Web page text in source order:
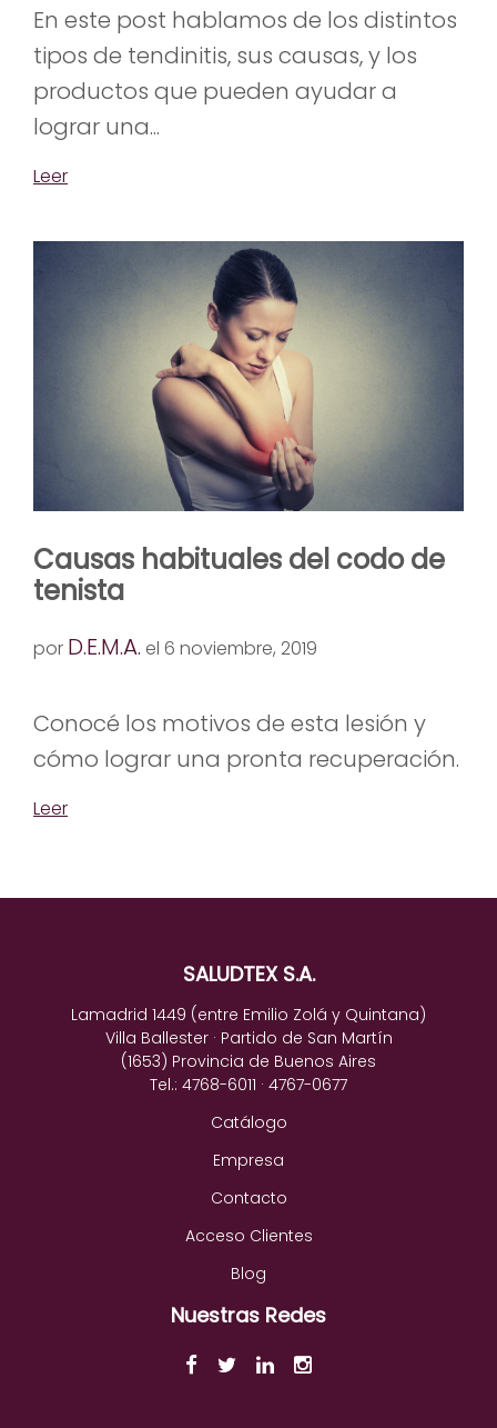
En este post hablamos de los distintos
tipos de tendinitis, sus causas, y los
productos que pueden ayudar a
lograr una...
Leer
Causas habituales del codo de
tenista
por D.E.M.A. el 6 noviembre, 2019
Conocé los motivos de esta lesión y
cómo lograr una pronta recuperación.
Leer
SALUDTEX S.A.
Lamadrid 1449 (entre Emilio Zolá y Quintana)
Villa Ballester · Partido de San Martín
(1653) Provincia de Buenos Aires
Tel.: 4768-6011 · 4767-0677
Catálogo
Empresa
Contacto
Acceso Clientes
Blog
Nuestras Redes